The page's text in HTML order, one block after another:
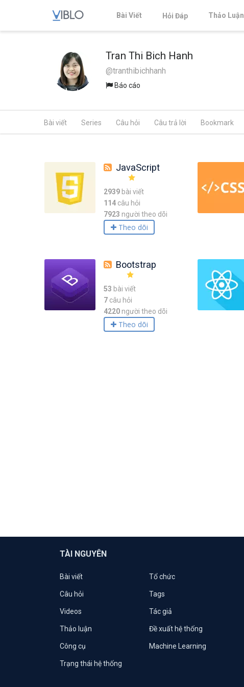
Bài Viết Hỏi Đáp Thảo Luận
Tran Thi Bich Hanh
@tranthibichhanh
Báo cáo
Bài viết Series Câu hỏi Câu trả lời Bookmark
JavaScript
2939 bài viết
114 câu hỏi
7923 người theo dõi
Theo dõi
Bootstrap
53 bài viết
7 câu hỏi
4220 người theo dõi
Theo dõi
TÀI NGUYÊN
Bài viết Tổ chức
Câu hỏi Tags
Videos Tác giả
Thảo luận Đề xuất hệ thống
Công cụ Machine Learning
Trạng thái hệ thống